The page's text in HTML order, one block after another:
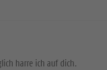
harre ich auf dich.